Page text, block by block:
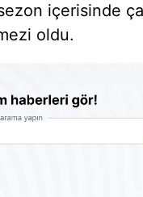
içerisinde
oldu.